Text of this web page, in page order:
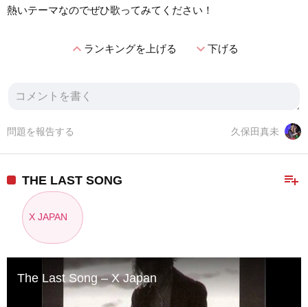
熱いテーマなのでぜひ歌ってみてください！
expand_lessランキングを上げる expand_more下げる
久保田真未
問題を報告する
playlist_add
THE LAST SONG
X JAPAN
The Last Song – X Japan